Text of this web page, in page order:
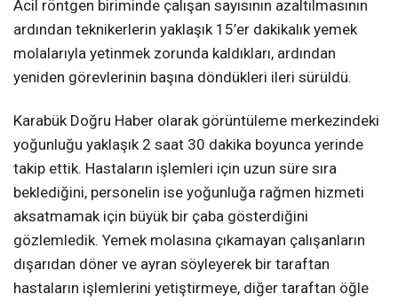
Acil röntgen biriminde çalışan sayısının azaltılmasının
ardından teknikerlerin yaklaşık 15’er dakikalık yemek
molalarıyla yetinmek zorunda kaldıkları, ardından
yeniden görevlerinin başına döndükleri ileri sürüldü.
Karabük Doğru Haber olarak görüntüleme merkezindeki
yoğunluğu yaklaşık 2 saat 30 dakika boyunca yerinde
takip ettik. Hastaların işlemleri için uzun süre sıra
beklediğini, personelin ise yoğunluğa rağmen hizmeti
aksatmamak için büyük bir çaba gösterdiğini
gözlemledik. Yemek molasına çıkamayan çalışanların
dışarıdan döner ve ayran söyleyerek bir taraftan
hastaların işlemlerini yetiştirmeye, diğer taraftan öğle